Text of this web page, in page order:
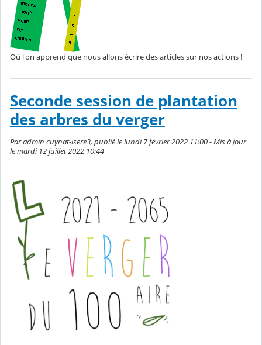
Où l'on apprend que nous allons écrire des articles sur nos actions !
Seconde session de plantation
des arbres du verger
Par admin cuynat-isere3, publié le lundi 7 février 2022 11:00 - Mis à jour
le mardi 12 juillet 2022 10:44